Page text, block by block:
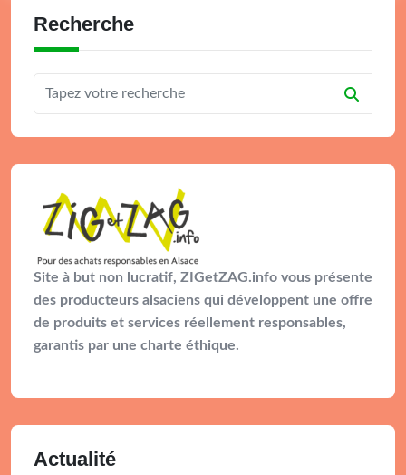
Recherche
Site à but non lucratif, ZIGetZAG.info vous présente
des producteurs alsaciens qui développent une offre
de produits et services réellement responsables,
garantis par une charte éthique.
Actualité